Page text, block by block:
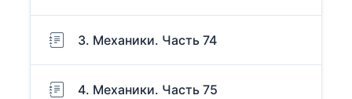
3. Механики. Часть 74
4. Механики. Часть 75